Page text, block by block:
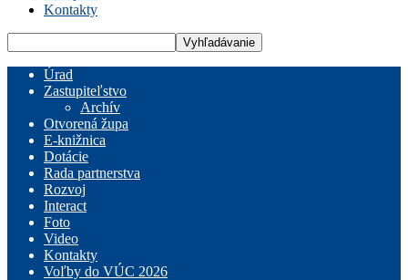
Kontakty
Úrad
Zastupiteľstvo
Archív
Otvorená župa
E-knižnica
Dotácie
Rada partnerstva
Rozvoj
Interact
Foto
Video
Kontakty
Voľby do VÚC 2026